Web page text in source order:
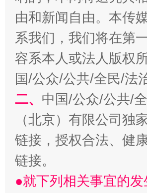
“刷贴”乱象丛生
由和新闻自由。本传
系我们，我们将在第
容系本人或法人版权
国/公众/公共/全民/法
二、 中国/公众/公共/
（北京）有限公司独
链接，授权合法、健
链接。
●就下列相关事宜的